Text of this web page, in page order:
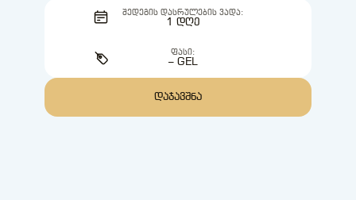
ᲨᲔᲓᲔᲒᲘᲡ ᲓᲐᲡᲠᲣᲚᲔᲑᲘᲡ ᲕᲐᲓᲐ:
1 ᲓᲦᲔ
ᲤᲐᲡᲘ:
– GEL
ᲓᲐᲯᲐᲕᲨᲜᲐ